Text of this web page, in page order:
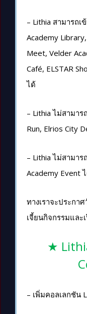
– Lithia สามารถ
Academy
Meet, Velder
Café, ELSTAR
ได้
– Lithia ไม่สามาร
Run, Elrios City
– Lithia ไม่สามาร
Academy Event
ทางเราจะประกา
เจี้ยนกิจกรรมและ
★
– เพิ่มคอลเลกชัน